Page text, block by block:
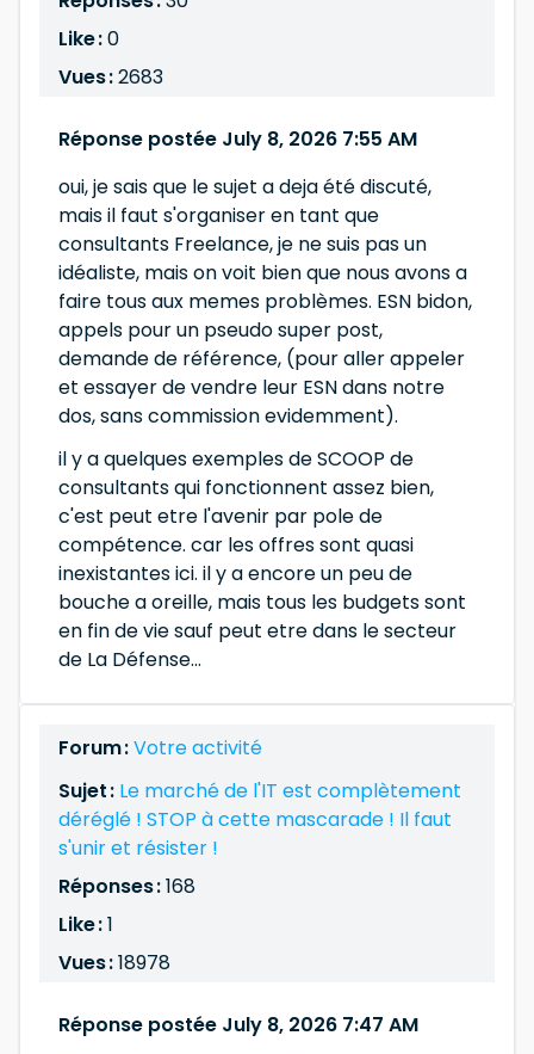
Like :0
Vues :2683
Réponse postée July 8, 2026 7:55 AM
oui, je sais que le sujet a deja été discuté,
mais il faut s'organiser en tant que
consultants Freelance, je ne suis pas un
idéaliste, mais on voit bien que nous avons a
faire tous aux memes problèmes. ESN bidon,
appels pour un pseudo super post,
demande de référence, (pour aller appeler
et essayer de vendre leur ESN dans notre
dos, sans commission evidemment).
il y a quelques exemples de SCOOP de
consultants qui fonctionnent assez bien,
c'est peut etre l'avenir par pole de
compétence. car les offres sont quasi
inexistantes ici. il y a encore un peu de
bouche a oreille, mais tous les budgets sont
en fin de vie sauf peut etre dans le secteur
de La Défense...
Forum :Votre activité
Sujet : Le marché de l'IT est complètement
déréglé ! STOP à cette mascarade ! Il faut
s'unir et résister !
Réponses :168
Like :1
Vues :18978
Réponse postée July 8, 2026 7:47 AM